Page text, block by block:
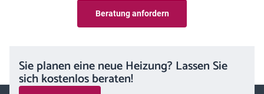
Beratung anfordern
Sie planen eine neue Heizung? Lassen Sie
sich kostenlos beraten!